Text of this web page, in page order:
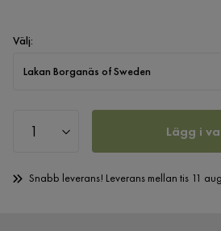
Välj:
Lakan Borganäs of Sweden
Lägg i
Snabb leverans! Leverans mellan tis 11